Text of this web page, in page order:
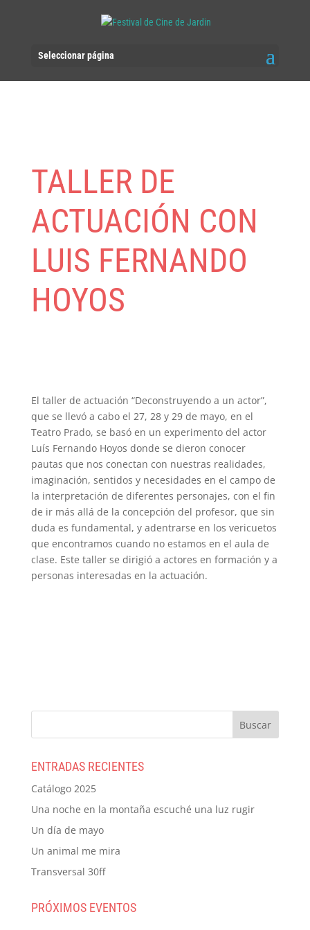
Seleccionar página
TALLER DE
ACTUACIÓN CON
LUIS FERNANDO
HOYOS
El taller de actuación “Deconstruyendo a un actor”,
que se llevó a cabo el 27, 28 y 29 de mayo, en el
Teatro Prado, se basó en un experimento del actor
Luís Fernando Hoyos donde se dieron conocer
pautas que nos conectan con nuestras realidades,
imaginación, sentidos y necesidades en el campo de
la interpretación de diferentes personajes, con el fin
de ir más allá de la concepción del profesor, que sin
duda es fundamental, y adentrarse en los vericuetos
que encontramos cuando no estamos en el aula de
clase. Este taller se dirigió a actores en formación y a
personas interesadas en la actuación.
ENTRADAS RECIENTES
Catálogo 2025
Una noche en la montaña escuché una luz rugir
Un día de mayo
Un animal me mira
Transversal 30ff
PRÓXIMOS EVENTOS